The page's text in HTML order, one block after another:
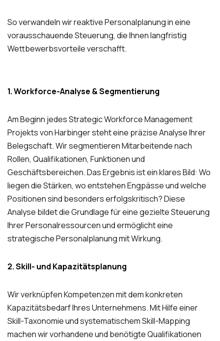
So verwandeln wir reaktive Personalplanung in eine
vorausschauende Steuerung, die Ihnen langfristig
Wettbewerbsvorteile verschafft.
1. Workforce-Analyse & Segmentierung
Am Beginn jedes Strategic Workforce Management
Projekts von Harbinger steht eine präzise Analyse Ihrer
Belegschaft. Wir segmentieren Mitarbeitende nach
Rollen, Qualifikationen, Funktionen und
Geschäftsbereichen. Das Ergebnis ist ein klares Bild: Wo
liegen die Stärken, wo entstehen Engpässe und welche
Positionen sind besonders erfolgskritisch? Diese
Analyse bildet die Grundlage für eine gezielte Steuerung
Ihrer Personalressourcen und ermöglicht eine
strategische Personalplanung mit Wirkung.
2. Skill- und Kapazitätsplanung
Wir verknüpfen Kompetenzen mit dem konkreten
Kapazitätsbedarf Ihres Unternehmens. Mit Hilfe einer
Skill-Taxonomie und systematischem Skill-Mapping
machen wir vorhandene und benötigte Qualifikationen